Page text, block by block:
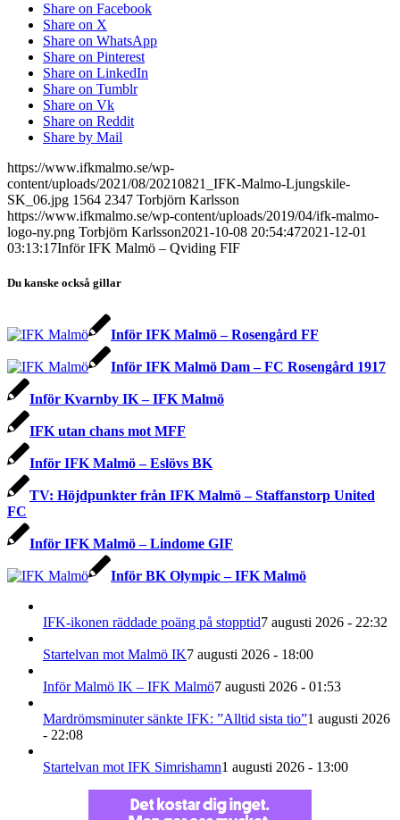
Share on Facebook
Share on X
Share on WhatsApp
Share on Pinterest
Share on LinkedIn
Share on Tumblr
Share on Vk
Share on Reddit
Share by Mail
https://www.ifkmalmo.se/wp-
content/uploads/2021/08/20210821_IFK-Malmo-Ljungskile-
SK_06.jpg 1564 2347 Torbjörn Karlsson
https://www.ifkmalmo.se/wp-content/uploads/2019/04/ifk-malmo-
logo-ny.png Torbjörn Karlsson2021-10-08 20:54:472021-12-01
03:13:17Inför IFK Malmö – Qviding FIF
Du kanske också gillar
Inför IFK Malmö – Rosengård FF
Inför IFK Malmö Dam – FC Rosengård 1917
Inför Kvarnby IK – IFK Malmö
IFK utan chans mot MFF
Inför IFK Malmö – Eslövs BK
TV: Höjdpunkter från IFK Malmö – Staffanstorp United
FC
Inför IFK Malmö – Lindome GIF
Inför BK Olympic – IFK Malmö
IFK-ikonen räddade poäng på stopptid7 augusti 2026 - 22:32
Startelvan mot Malmö IK7 augusti 2026 - 18:00
Inför Malmö IK – IFK Malmö7 augusti 2026 - 01:53
Mardrömsminuter sänkte IFK: ”Alltid sista tio”1 augusti 2026
- 22:08
Startelvan mot IFK Simrishamn1 augusti 2026 - 13:00